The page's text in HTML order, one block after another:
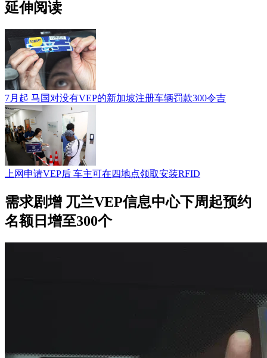
延伸阅读
7月起 马国对没有VEP的新加坡注册车辆罚款300令吉
上网申请VEP后 车主可在四地点领取安装RFID
需求剧增 兀兰VEP信息中心下周起预约
名额日增至300个